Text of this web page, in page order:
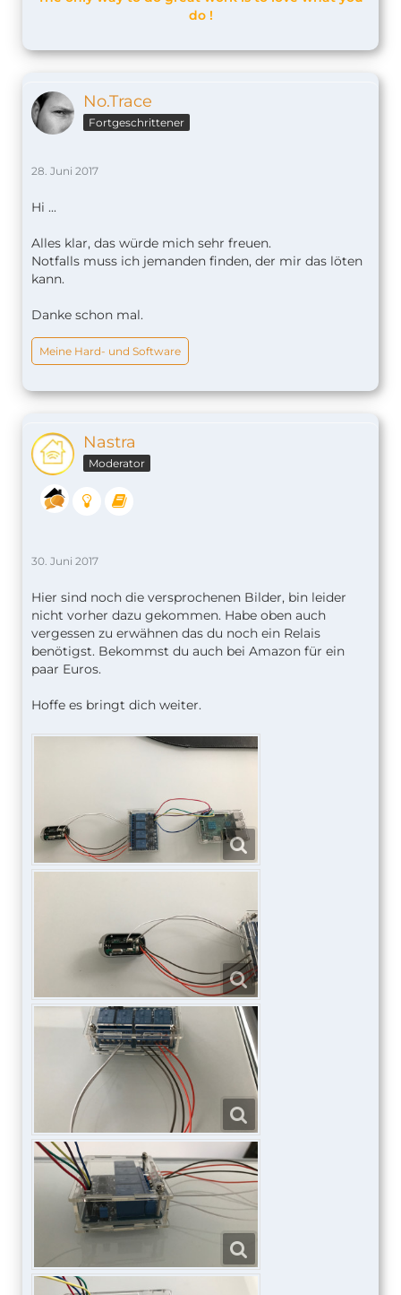
do !
No.Trace
Fortgeschrittener
28. Juni 2017
Hi ...
Alles klar, das würde mich sehr freuen.
Notfalls muss ich jemanden finden, der mir das löten
kann.
Danke schon mal.
Meine Hard- und Software
Nastra
Moderator
30. Juni 2017
Hier sind noch die versprochenen Bilder, bin leider
nicht vorher dazu gekommen. Habe oben auch
vergessen zu erwähnen das du noch ein Relais
benötigst. Bekommst du auch bei Amazon für ein
paar Euros.
Hoffe es bringt dich weiter.